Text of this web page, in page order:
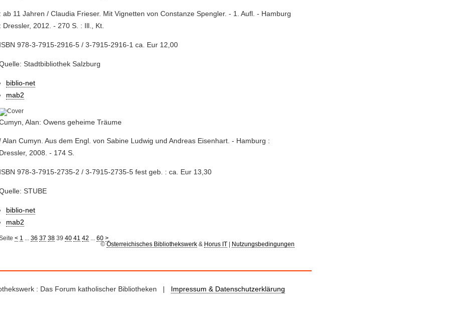
: ab 11 Jahren / Claudia Frieser. Mit Vignetten von Constanze Spengler. - 1. Aufl. - Hamburg
: Dressler, 2012. - 270 S. : Ill., Kt.
ISBN 978-3-7915-2916-5 / 3-7915-2916-1 ca. Eur 12,00
Stadtbibliothek Salzburg
biblio-net
mab2
Alan: Owens geheime Träume
Alan Cumyn. Aus dem Engl. von Sabine Ludwig und Andreas Eisenhart. - Hamburg :
Dressler, 2008. - 174 S.
ISBN 978-3-7915-2735-2 / 3-7915-2735-5 fest geb. : ca. Eur 13,30
STUBE
biblio-net
mab2
< 1 ...36 37 38 39 40 41 42 ...60 >
© Österreichisches Bibliothekswerk& Horus IT| Nutzungsbedingungen
: Das Forum katholischer Bibliotheken | Impressum & Datenschutzerklärung